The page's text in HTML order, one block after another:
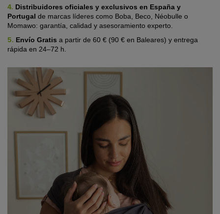
4. Distribuidores oficiales y exclusivos en España y
Portugal de marcas líderes como Boba, Beco, Néobulle o
Momawo: garantía, calidad y asesoramiento experto.
5. Envío Gratis a partir de 60 € (90 € en Baleares) y entrega
rápida en 24–72 h.